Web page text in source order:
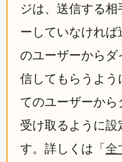
ジは、送信する
ーしていなけれ
のユーザーからダ
信してもらうよ
てのユーザーか
受け取るように設
す。詳しくは「全